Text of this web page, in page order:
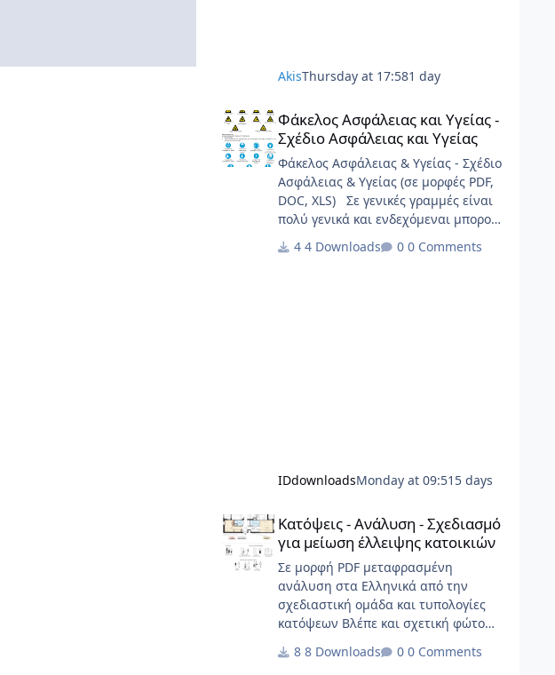
AkisThursday at 17:581 day
Φάκελος Ασφάλειας και Υγείας - Σχέδιο Ασφάλειας και
Φάκελος Ασφάλειας και Υγείας -
Σχέδιο Ασφάλειας και Υγείας
Φάκελος Ασφάλειας & Υγείας - Σχέδιο
Ασφάλειας & Υγείας (σε μορφές PDF,
DOC, XLS) Σε γενικές γραμμές είναι
πολύ γενικά και ενδεχόμεναι μπορούν
να καλύψουν σημαντικό φάσμα
έργων.
4 Downloads 0 Comments
IDdownloadsMonday at 09:51 5 days
Κατόψεις - Ανάλυση - Σχεδιασμό για μείωση έλλειψης
Κατόψεις - Ανάλυση - Σχεδιασμό
για μείωση έλλειψης κατοικιών
Σε μορφή PDF μεταφρασμένη
ανάλυση στα Ελληνικά από την
σχεδιαστική ομάδα και τυπολογίες
κατόψεων Βλέπε και σχετική φώτο
διαγράμματα, το γραφικό υλικό, το
8 Downloads 0 Comments